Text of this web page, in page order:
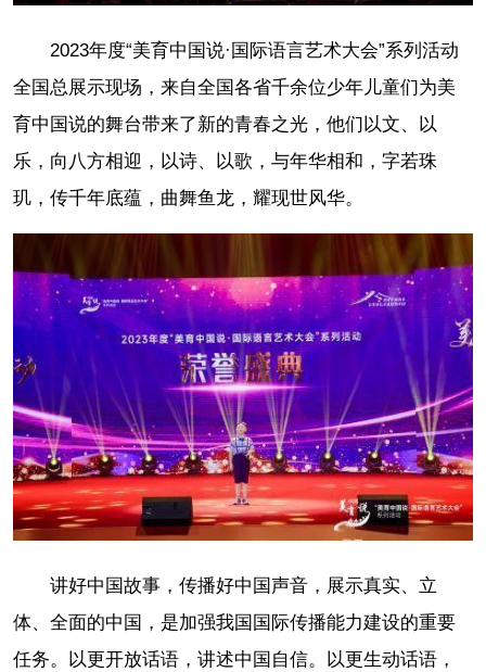
2023年度“美育中国说·国际语言艺术大会”系列活动
全国总展示现场，来自全国各省千余位少年儿童们为美
育中国说的舞台带来了新的青春之光，他们以文、以
乐，向八方相迎，以诗、以歌，与年华相和，字若珠
玑，传千年底蕴，曲舞鱼龙，耀现世风华。
讲好中国故事，传播好中国声音，展示真实、立
体、全面的中国，是加强我国国际传播能力建设的重要
任务。以更开放话语，讲述中国自信。以更生动话语，